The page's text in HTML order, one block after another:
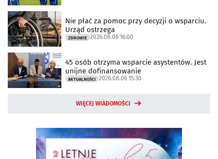
Nie płać za pomoc przy decyzji o wsparciu.
Urząd ostrzega
ZDROWIE 2026.08.06 16:00
45 osób otrzyma wsparcie asystentów. Jest
unijne dofinansowanie
AKTUALNOŚCI 2026.08.06 15:30
WIĘCEJ WIADOMOŚCI